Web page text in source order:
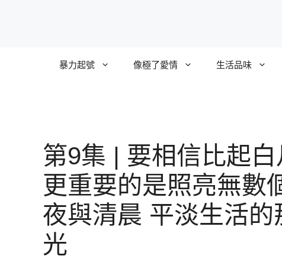
暴力起號 像極了愛情 生活品味
第9集 | 要相信比起白
更重要的是照亮無數
夜與清晨 平淡生活的
光